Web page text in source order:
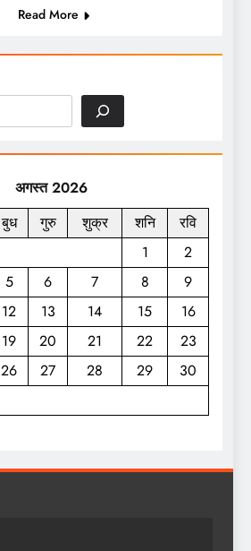
Read More
अगस्त 2026
बुध गुरु शुक्र शनि
रवि
1
2
5 6 7 8
9
12 13 14 15
16
19 20 21 22
23
26 27 28 29
30